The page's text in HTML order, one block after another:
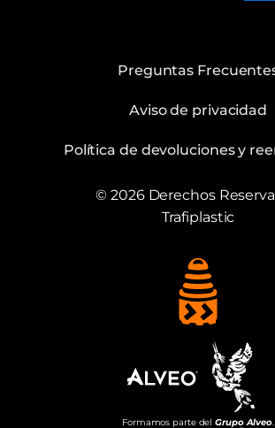
Preguntas
Aviso de privacidad
Política de devoluciones y
© 2026 Derechos
Trafiplastic
Formamos parte delGrupo Alveo.